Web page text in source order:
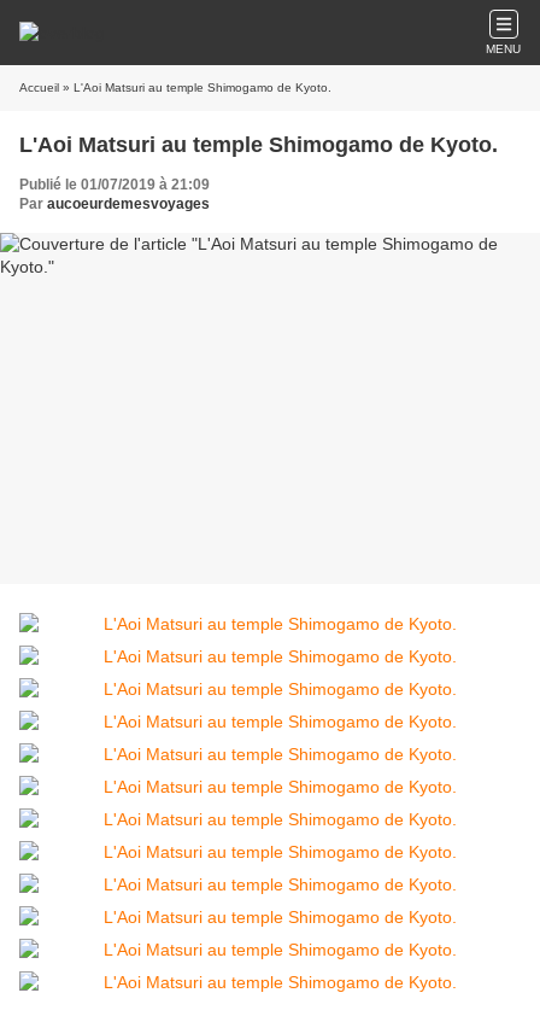
MENU
Accueil » L'Aoi Matsuri au temple Shimogamo de Kyoto.
L'Aoi Matsuri au temple Shimogamo de Kyoto.
Publié le 01/07/2019 à 21:09
Par aucoeurdemesvoyages